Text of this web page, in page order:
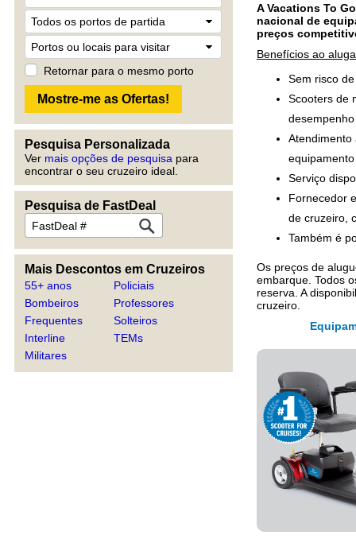
Retornar para o mesmo porto
Pesquisa Personalizada
Ver mais opções de pesquisa para
encontrar o seu cruzeiro ideal.
Pesquisa de FastDeal
Mais Descontos em Cruzeiros
55+ anos
Bombeiros
Frequentes
Interline
Militares
Policiais
Professores
Solteiros
TEMs
A Vacations To
nacional de
preços
Benefícios ao
Sem risco
Scooters de
Atendimento
Serviço
Fornecedor
de cruzeiro,
Também é
Os preços de
embarque. Todos
reserva. A
cruzeiro.